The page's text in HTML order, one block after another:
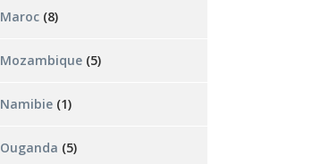
Maroc (8)
Mozambique (5)
Namibie (1)
Ouganda (5)